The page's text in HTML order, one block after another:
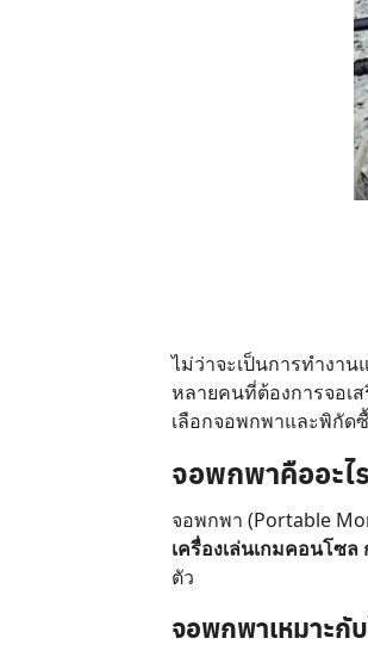
ไม่ว่าจะเป็นการทำงา
หลายคนที่ต้องการจอเ
เลือกจอพกพาและพิกั
จอพกพาคืออะไร
จอพกพา (Portable
เครื่องเล่นเกมคอนโซ
ตัว
จอพกพาเหมาะกั